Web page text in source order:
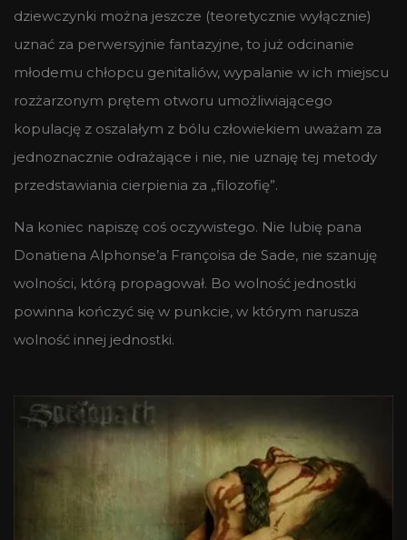
dziewczynki można jeszcze (teoretycznie wyłącznie)
uznać za perwersyjnie fantazyjne, to już odcinanie
młodemu chłopcu genitaliów, wypalanie w ich miejscu
rozżarzonym prętem otworu umożliwiającego
kopulację z oszalałym z bólu człowiekiem uważam za
jednoznacznie odrażające i nie, nie uznaję tej metody
przedstawiania cierpienia za „filozofię”.
Na koniec napiszę coś oczywistego. Nie lubię pana
Donatiena Alphonse’a Françoisa de Sade, nie szanuję
wolności, którą propagował. Bo wolność jednostki
powinna kończyć się w punkcie, w którym narusza
wolność innej jednostki.